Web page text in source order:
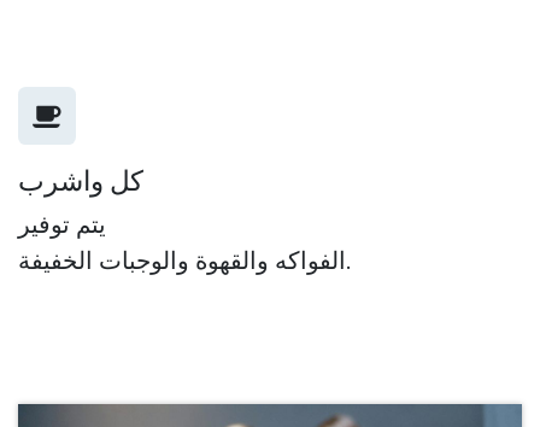
كل واشرب
يتم توفير
الفواكه والقهوة والوجبات الخفيفة.